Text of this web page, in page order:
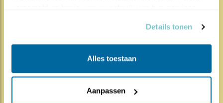
Details tonen
Alles toestaan
Aanpassen
Beleef de Lente zit erop; seizoen 20 is
Door Louis van Oort